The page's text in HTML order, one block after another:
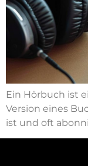
Ein Hörbuch ist
Version eines
ist und oft